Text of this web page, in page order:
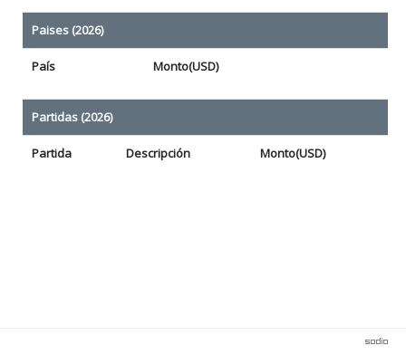
Paises (2026)
País Monto(USD)
Partidas (2026)
Partida Descripción Monto(USD)